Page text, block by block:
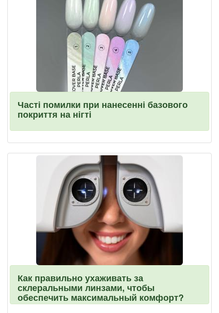
Часті помилки при нанесенні базового
покриття на нігті
Как правильно ухаживать за
склеральными линзами, чтобы
обеспечить максимальный комфорт?